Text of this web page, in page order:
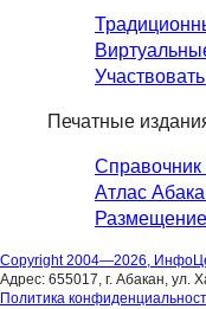
Печатные
Справочник
Атлас
Copyright 2004—2026,
Адрес: 655017, г. Абакан, ул.
Политика